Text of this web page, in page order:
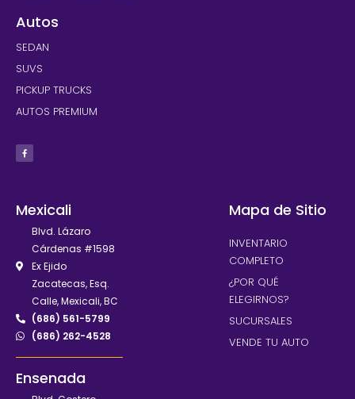
Autos
SEDAN
SUVS
PICKUP TRUCKS
AUTOS PREMIUM
Mexicali
Blvd. Lázaro
Cárdenas #1598
Ex Ejido
Zacatecas, Esq.
Calle, Mexicali, BC
(686) 561-5799
(686) 262-4528
Ensenada
Mapa de Sitio
INVENTARIO
COMPLETO
¿POR QUÉ
ELEGIRNOS?
SUCURSALES
VENDE TU AUTO